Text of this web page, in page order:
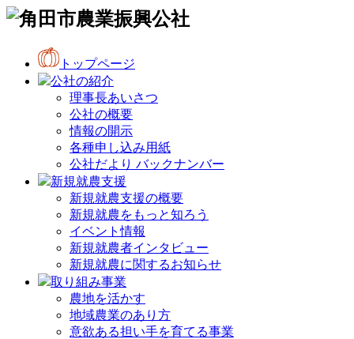
トップページ
公社の紹介
理事長あいさつ
公社の概要
情報の開示
各種申し込み用紙
公社だより バックナンバー
新規就農支援
新規就農支援の概要
新規就農をもっと知ろう
イベント情報
新規就農者インタビュー
新規就農に関するお知らせ
取り組み事業
農地を活かす
地域農業のあり方
意欲ある担い手を育てる事業